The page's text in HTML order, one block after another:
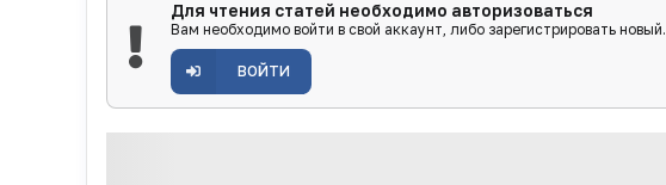
Для чтения статей необходимо авторизоваться
Вам необходимо войти в свой аккаунт, либо зарегистрировать новый.
ВОЙТИ